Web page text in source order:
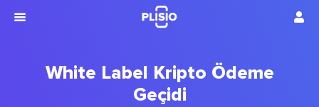
White Label Kripto Ödeme
Geçidi